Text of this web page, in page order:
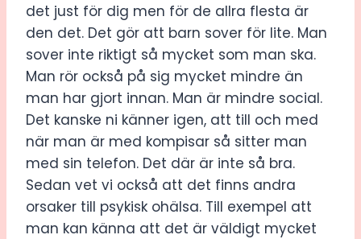
det just för dig men för de allra flesta är
den det. Det gör att barn sover för lite. Man
sover inte riktigt så mycket som man ska.
Man rör också på sig mycket mindre än
man har gjort innan. Man är mindre social.
Det kanske ni känner igen, att till och med
när man är med kompisar så sitter man
med sin telefon. Det där är inte så bra.
Sedan vet vi också att det finns andra
orsaker till psykisk ohälsa. Till exempel att
man kan känna att det är väldigt mycket